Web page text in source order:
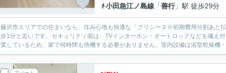
小田急江ノ島線 「善行」駅 徒歩29分
藤沢市エリアでの住まいなら、住み心地も快適な「グリシーヌ※初期費用分割あと
歩1分と近いです。セキュリティ面は、TVインターホン・オートロックなどを備え
置しているため、家で何時間も待機する必要がありません。室内設備は浴室乾燥機